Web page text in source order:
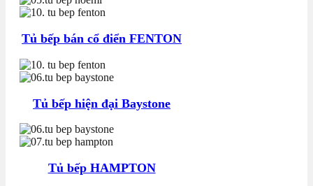
Tủ bếp bán cổ điển FENTON
Tủ bếp hiện đại Baystone
Tủ bếp HAMPTON